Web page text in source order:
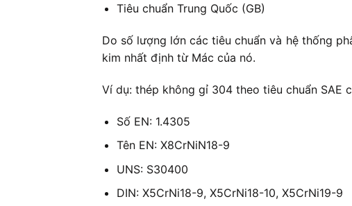
Tiêu chuẩn Trung Quốc (GB)
Do số lượng lớn các tiêu chuẩn và hệ thống
kim nhất định từ Mác của nó.
Ví dụ: thép không gỉ 304 theo tiêu chuẩn SAE
Số EN: 1.4305
Tên EN: X8CrNiN18-9
UNS: S30400
DIN: X5CrNi18-9, X5CrNi18-10, X5CrNi19-9